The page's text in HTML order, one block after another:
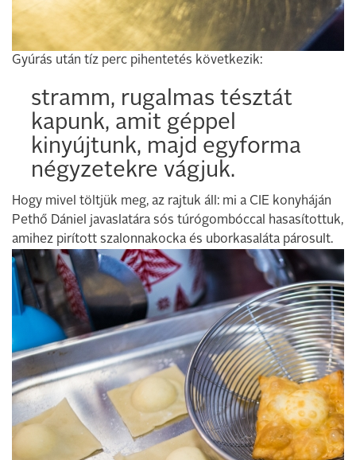
Gyúrás után tíz perc pihentetés következik:
stramm, rugalmas tésztát
kapunk, amit géppel
kinyújtunk, majd egyforma
négyzetekre vágjuk.
Hogy mivel töltjük meg, az rajtuk áll: mi a CIE konyháján
Pethő Dániel javaslatára sós túrógombóccal hasasítottuk,
amihez pirított szalonnakocka és uborkasaláta párosult.